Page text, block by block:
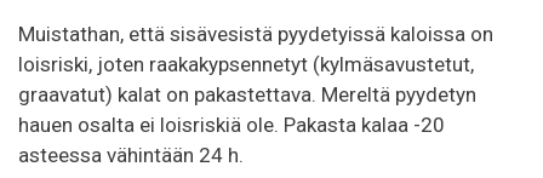
Muistathan, että sisävesistä pyydetyissä kaloissa on
loisriski, joten raakakypsennetyt (kylmäsavustetut,
graavatut) kalat on pakastettava. Mereltä pyydetyn
hauen osalta ei loisriskiä ole. Pakasta kalaa -20
asteessa vähintään 24 h.